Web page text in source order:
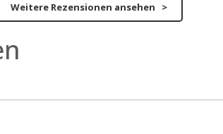
Weitere Rezensionen ansehen >